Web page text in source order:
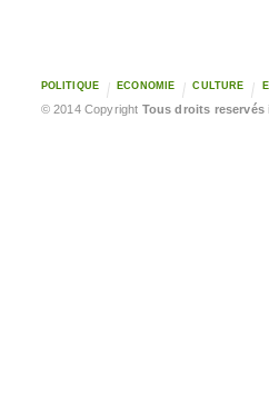
POLITIQUE ECONOMIE CULTURE
© 2014 Copyright Tous droits